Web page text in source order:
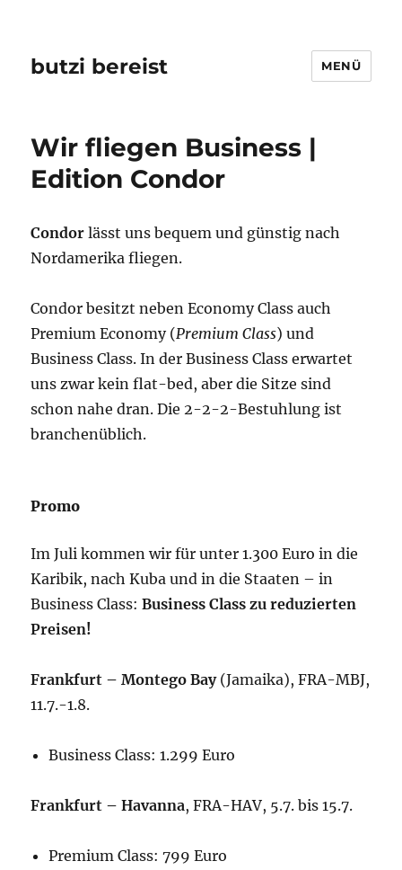
butzi bereist MENÜ
Wir fliegen Business |
Edition Condor
Condor lässt uns bequem und günstig nach
Nordamerika fliegen.
Condor besitzt neben Economy Class auch
Premium Economy (Premium Class) und
Business Class. In der Business Class erwartet
uns zwar kein flat-bed, aber die Sitze sind
schon nahe dran. Die 2-2-2-Bestuhlung ist
branchenüblich.
Promo
Im Juli kommen wir für unter 1.300 Euro in die
Karibik, nach Kuba und in die Staaten – in
Business Class:Business Class zu reduzierten
Preisen!
Frankfurt – Montego Bay(Jamaika), FRA-MBJ,
11.7.-1.8.
Business Class: 1.299 Euro
Frankfurt – Havanna, FRA-HAV, 5.7. bis 15.7.
Premium Class: 799 Euro